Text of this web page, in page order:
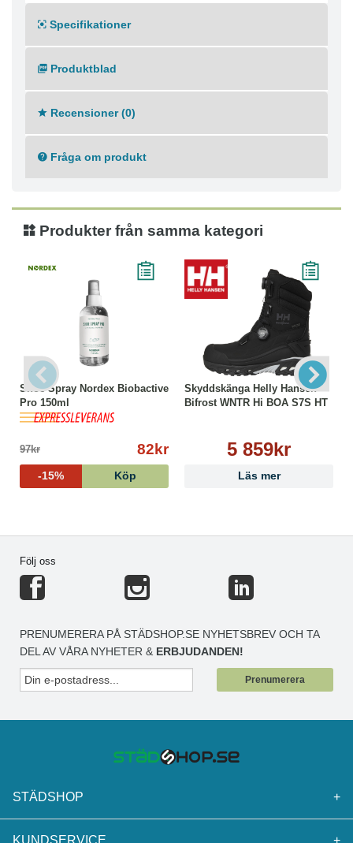
Specifikationer
Produktblad
Recensioner (0)
Fråga om produkt
Produkter från samma kategori
Shoe Spray Nordex Biobactive
Pro 150ml
97kr 82kr
-15% Köp
Skyddskänga Helly Hansen
Bifrost WNTR Hi BOA S7S HT
5 859kr
Läs mer
Följ oss
PRENUMERERA PÅ STÄDSHOP.SE NYHETSBREV OCH TA
DEL AV VÅRA NYHETER & ERBJUDANDEN!
Prenumerera
STÄDSHOP +